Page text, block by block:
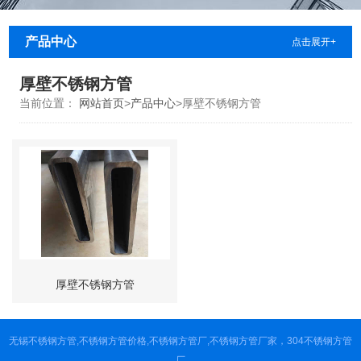
产品中心 点击展开+
厚壁不锈钢方管
当前位置： 网站首页>产品中心>厚壁不锈钢方管
厚壁不锈钢方管
无锡不锈钢方管,不锈钢方管价格,不锈钢方管厂,不锈钢方管厂家，304不锈钢方管